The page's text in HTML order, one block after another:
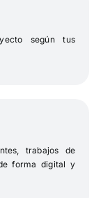
según tus
trabajos de
forma digital y